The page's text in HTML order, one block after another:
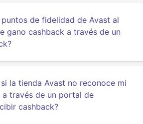
puntos de fidelidad de Avast al
gano cashback a través de un
la tienda Avast no reconoce mi
través de un portal de
cashback?